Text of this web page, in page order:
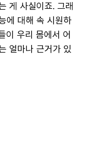
게 사실이죠. 그래
에 대해 속 시원하
이 우리 몸에서 어
얼마나 근거가 있